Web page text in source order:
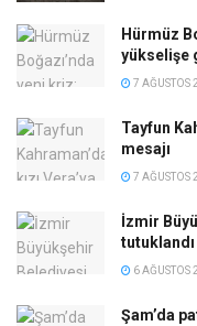
Hürmüz
yükselişe
7 AĞUSTOS
Tayfun
mesajı
7 AĞUSTOS
İzmir
tutuklandı
6 AĞUSTOS
Şam’da